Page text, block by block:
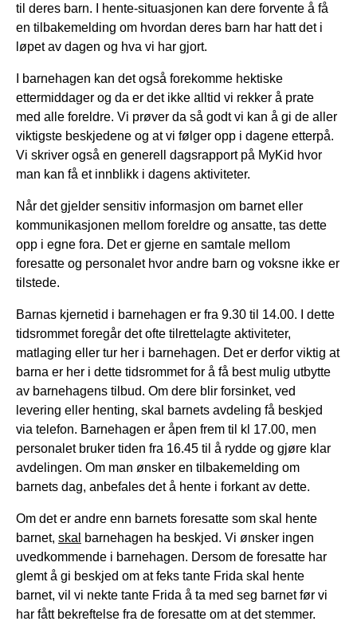
til deres barn. I hente-situasjonen kan dere forvente å få
en tilbakemelding om hvordan deres barn har hatt det i
løpet av dagen og hva vi har gjort.
I barnehagen kan det også forekomme hektiske
ettermiddager og da er det ikke alltid vi rekker å prate
med alle foreldre. Vi prøver da så godt vi kan å gi de aller
viktigste beskjedene og at vi følger opp i dagene etterpå.
Vi skriver også en generell dagsrapport på MyKid hvor
man kan få et innblikk i dagens aktiviteter.
Når det gjelder sensitiv informasjon om barnet eller
kommunikasjonen mellom foreldre og ansatte, tas dette
opp i egne fora. Det er gjerne en samtale mellom
foresatte og personalet hvor andre barn og voksne ikke er
tilstede.
Barnas kjernetid i barnehagen er fra 9.30 til 14.00. I dette
tidsrommet foregår det ofte tilrettelagte aktiviteter,
matlaging eller tur her i barnehagen. Det er derfor viktig at
barna er her i dette tidsrommet for å få best mulig utbytte
av barnehagens tilbud. Om dere blir forsinket, ved
levering eller henting, skal barnets avdeling få beskjed
via telefon. Barnehagen er åpen frem til kl 17.00, men
personalet bruker tiden fra 16.45 til å rydde og gjøre klar
avdelingen. Om man ønsker en tilbakemelding om
barnets dag, anbefales det å hente i forkant av dette.
Om det er andre enn barnets foresatte som skal hente
barnet, skal
barnehagen ha beskjed. Vi ønsker ingen
uvedkommende i barnehagen. Dersom de foresatte har
glemt å gi beskjed om at feks tante Frida skal hente
barnet, vil vi nekte tante Frida å ta med seg barnet før vi
har fått bekreftelse fra de foresatte om at det stemmer.